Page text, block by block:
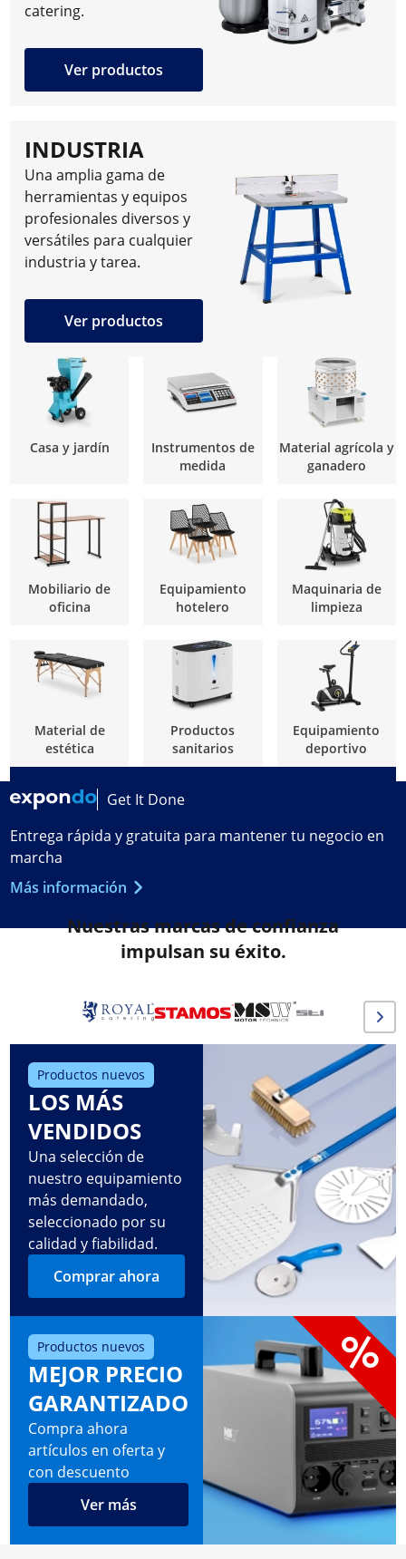
catering.
Ver productos
INDUSTRIA
Una amplia gama de
herramientas y equipos
profesionales diversos y
versátiles para cualquier
industria y tarea.
Ver productos
Casa y jardín
Instrumentos de
medida
Material agrícola y
ganadero
Mobiliario de
oficina
Equipamiento
hotelero
Maquinaria de
limpieza
Material de
estética
Productos
sanitarios
Equipamiento
deportivo
Get It Done
Entrega rápida y gratuita para mantener tu negocio en
marcha
Más información
Nuestras marcas de confianza
impulsan su éxito.
Productos nuevos
LOS MÁS
VENDIDOS
Una selección de
nuestro equipamiento
más demandado,
seleccionado por su
calidad y fiabilidad.
Comprar ahora
Productos nuevos
MEJOR PRECIO
GARANTIZADO
Compra ahora
artículos en oferta y
con descuento
Ver más